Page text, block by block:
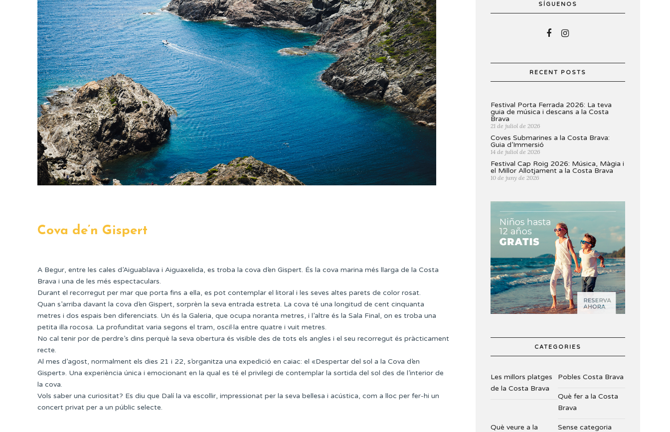
Cova de’n Gispert
A Begur, entre les cales d’Aiguablava i Aiguaxelida, es troba la cova d’en Gispert. És la cova marina més llarga de la Costa
Brava i una de les més espectaculars.
Durant el recorregut per mar que porta fins a ella, es pot contemplar el litoral i les seves altes parets de color rosat.
Quan s’arriba davant la cova d’en Gispert, sorprèn la seva entrada estreta. La cova té una longitud de cent cinquanta
metres i dos espais ben diferenciats. Un és la Galeria, que ocupa noranta metres, i l’altre és la Sala Final, on es troba una
petita illa rocosa. La profunditat varia segons el tram, oscil·la entre quatre i vuit metres.
No cal tenir por de perdre’s dins perquè la seva obertura és visible des de tots els angles i el seu recorregut és pràcticament
recte.
Al mes d’agost, normalment els dies 21 i 22, s’organitza una expedició en caiac: el «Despertar del sol a la Cova d’en
Gispert». Una experiència única i emocionant en la qual es té el privilegi de contemplar la sortida del sol des de l’interior de
la cova.
Vols saber una curiositat? Es diu que Dalí la va escollir, impressionat per la seva bellesa i acústica, com a lloc per fer-hi un
concert privat per a un públic selecte.
SÍGUENOS
RECENT POSTS
Festival Porta Ferrada 2026: La teva
guia de música i descans a la Costa
Brava
21 de juliol de 2026
Coves Submarines a la Costa Brava:
Guia d’Immersió
14 de juliol de 2026
Festival Cap Roig 2026: Música, Màgia i
el Millor Allotjament a la Costa Brava
10 de juny de 2026
CATEGORIES
Les millors platges
de la Costa Brava
Pobles Costa Brava
Què fer a la Costa
Brava
Què veure a la
Sense categoria